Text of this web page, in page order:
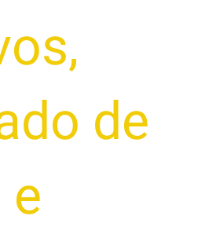
,
de
e